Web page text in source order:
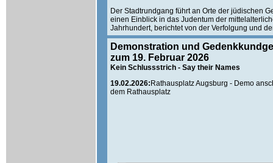
Der Stadtrundgang führt an Orte der jüdischen
einen Einblick in das Judentum der
Jahrhundert, berichtet von der Verfolgung und
Demonstration und
zum 19. Februar 2026
Kein Schlussstrich - Say their Names
19.02.2026: Rathausplatz Augsburg - Demo
dem Rathausplatz